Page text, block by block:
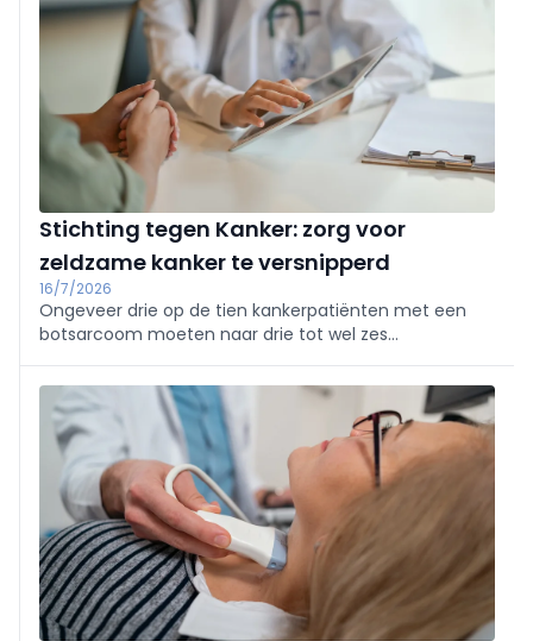
Stichting tegen Kanker: zorg voor
zeldzame kanker te versnipperd
16/7/2026
Ongeveer drie op de tien kankerpatiënten met een
botsarcoom moeten naar drie tot wel zes